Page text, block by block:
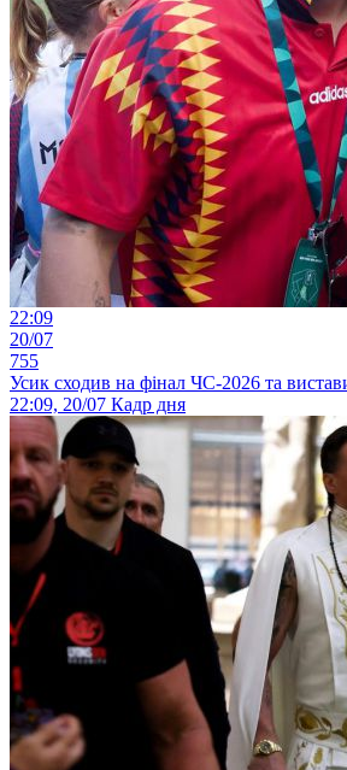
22:09
20/07
755
Усик сходив на фінал ЧС-2026 та
22:09, 20/07 Кадр дня